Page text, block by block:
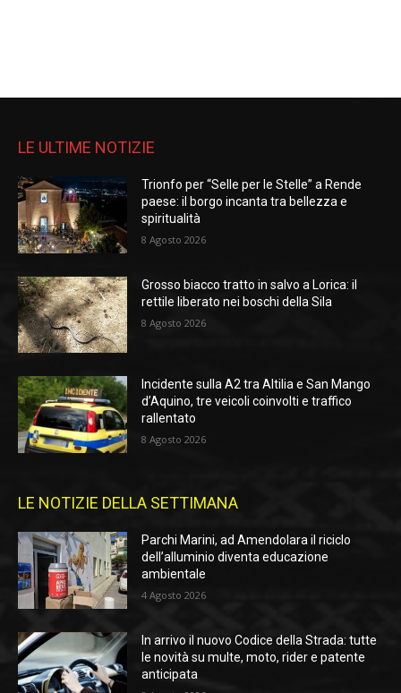
LE ULTIME NOTIZIE
Trionfo per “Selle per le Stelle” a Rende
paese: il borgo incanta tra bellezza e
spiritualità
8 Agosto 2026
Grosso biacco tratto in salvo a Lorica: il
rettile liberato nei boschi della Sila
8 Agosto 2026
Incidente sulla A2 tra Altilia e San Mango
d’Aquino, tre veicoli coinvolti e traffico
rallentato
8 Agosto 2026
LE NOTIZIE DELLA SETTIMANA
Parchi Marini, ad Amendolara il riciclo
dell’alluminio diventa educazione
ambientale
4 Agosto 2026
In arrivo il nuovo Codice della Strada: tutte
le novità su multe, moto, rider e patente
anticipata